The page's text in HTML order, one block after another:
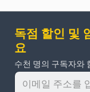
독점 할인 및
요
수천 명의 구독자와